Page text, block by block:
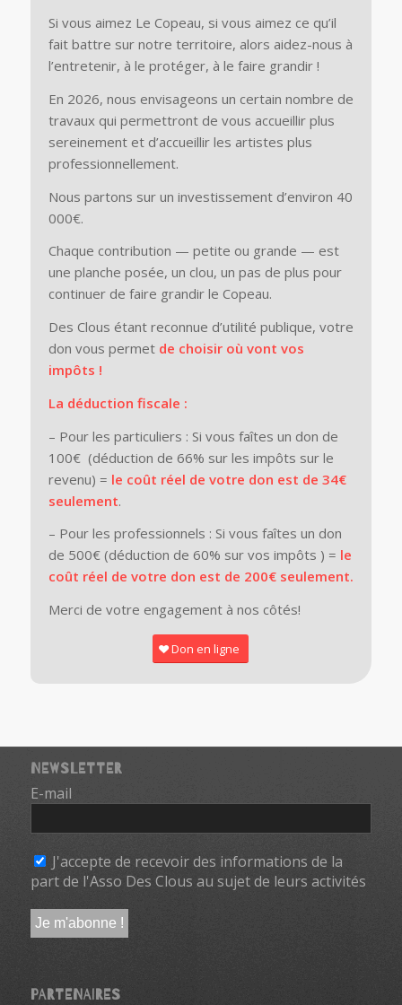
Si vous aimez Le Copeau, si vous aimez ce qu’il
fait battre sur notre territoire, alors aidez-nous à
l’entretenir, à le protéger, à le faire grandir !
En 2026, nous envisageons un certain nombre de
travaux qui permettront de vous accueillir plus
sereinement et d’accueillir les artistes plus
professionnellement.
Nous partons sur un investissement d’environ 40
000€.
Chaque contribution — petite ou grande — est
une planche posée, un clou, un pas de plus pour
continuer de faire grandir le Copeau.
Des Clous étant reconnue d’utilité publique, votre
don vous permet de choisir où vont vos
impôts !
La déduction fiscale :
– Pour les particuliers : Si vous faîtes un don de
100€ (déduction de 66% sur les impôts sur le
revenu) = le coût réel de votre don est de 34€
seulement.
– Pour les professionnels : Si vous faîtes un don
de 500€ (déduction de 60% sur vos impôts ) = le
coût réel de votre don est de 200€ seulement.
Merci de votre engagement à nos côtés!
Don en ligne
NEWSLETTER
E-mail
J'accepte de recevoir des informations de la
part de l'Asso Des Clous au sujet de leurs activités
PARTENAIRES